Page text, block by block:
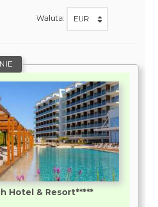
Waluta:
Hotel & Resort*****